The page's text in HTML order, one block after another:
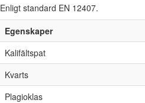
Enligt standard EN 12407.
Egenskaper
Kalifältspat
Kvarts
Plagioklas